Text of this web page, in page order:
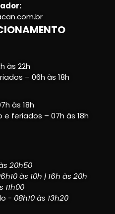
às 22h
– 06h às 18h
às 18h
e feriados – 07h às 18h
20h50
às 10h | 16h às 20h
11h00
- 08h10 às 13h20